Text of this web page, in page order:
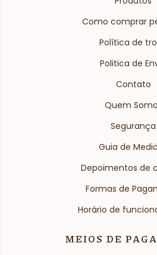
Como comprar
Política de
Politica de
Contato
Quem
Segurança
Guia de
Depoimentos de
Formas de
Horário de
MEIOS DE